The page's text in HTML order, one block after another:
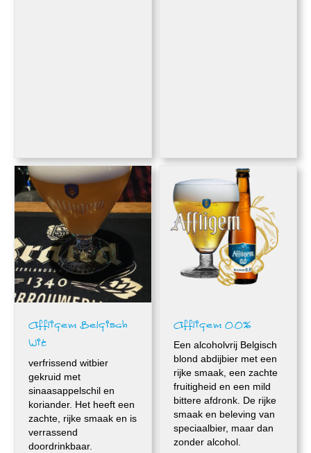
Affligem Belgisch
Wit
verfrissend witbier
gekruid met
sinaasappelschil en
koriander. Het heeft een
zachte, rijke smaak en is
verrassend
doordrinkbaar.
Affligem 0.0%
Een alcoholvrij Belgisch
blond abdijbier met een
rijke smaak, een zachte
fruitigheid en een mild
bittere afdronk. De rijke
smaak en beleving van
speciaalbier, maar dan
zonder alcohol.